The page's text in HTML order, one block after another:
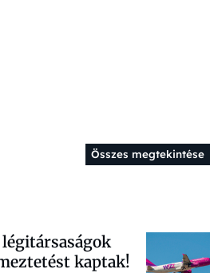
Összes megtekintése
kaptak!